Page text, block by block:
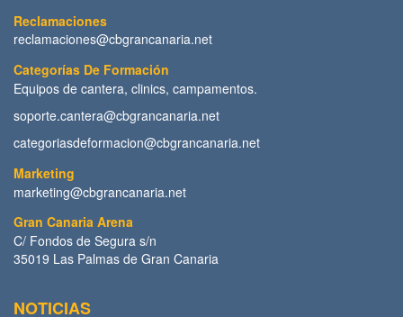
Reclamaciones
reclamaciones@cbgrancanaria.net
Categorías De Formación
Equipos de cantera, clinics, campamentos.
soporte.cantera@cbgrancanaria.net
categoriasdeformacion@cbgrancanaria.net
Marketing
marketing@cbgrancanaria.net
Gran Canaria Arena
C/ Fondos de Segura s/n
35019 Las Palmas de Gran Canaria
NOTICIAS